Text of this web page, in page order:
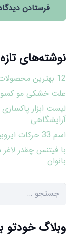
فرستادن
نوشته‌های تازه
12 بهترین محصولات مراقبت از پوست کره ای+ نکات کاربردی
علت خشکی مو کمبود چه
لیست ابزار
آرایشگاهی
اسم 33 حرکات ایروبیک (پیشرفته باشگاه) با فیلم و نکته
با فیتنس چقدر
بانوان
جستجو
وبلاگ خودتو